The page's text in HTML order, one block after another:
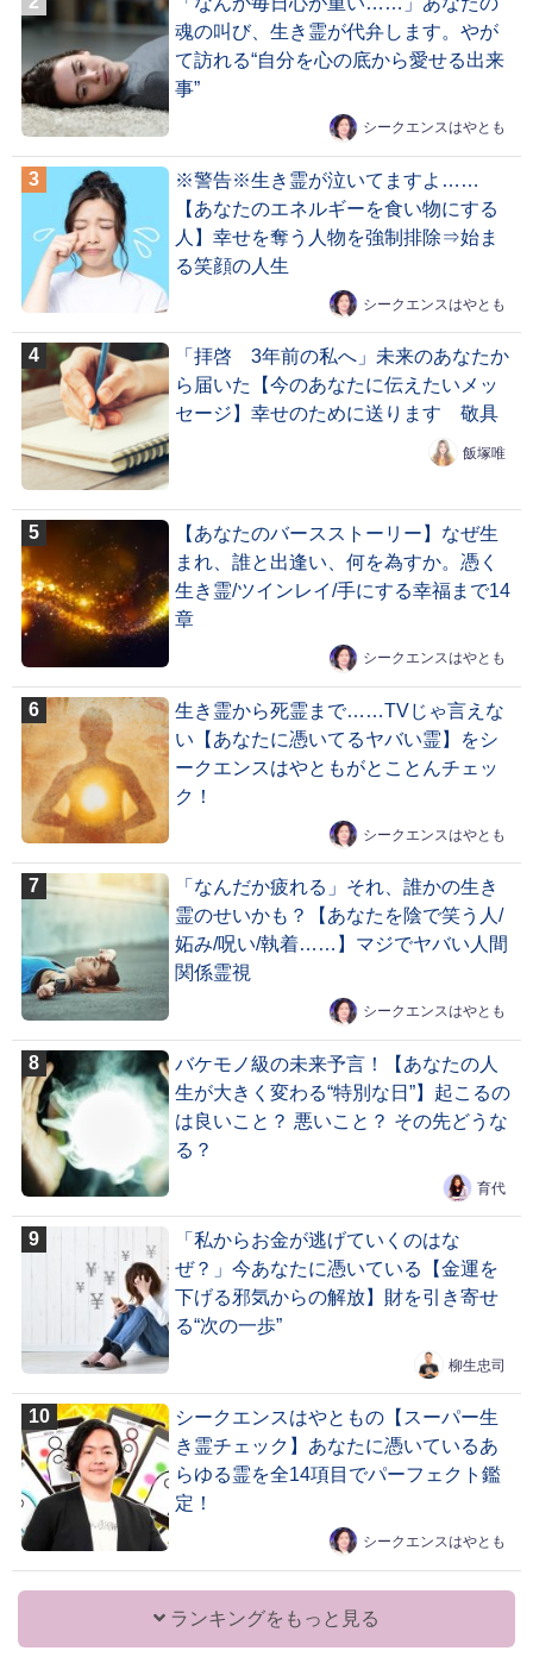
魂の叫び、生き霊が代弁します。やが
て訪れる“自分を心の底から愛せる出来
事”
シークエンスはやとも
※警告※生き霊が泣いてますよ……
【あなたのエネルギーを食い物にする
人】幸せを奪う人物を強制排除⇒始ま
る笑顔の人生
シークエンスはやとも
「拝啓 3年前の私へ」未来のあなたか
ら届いた【今のあなたに伝えたいメッ
セージ】幸せのために送ります 敬具
飯塚唯
【あなたのバースストーリー】なぜ生
まれ、誰と出逢い、何を為すか。憑く
生き霊/ツインレイ/手にする幸福まで14
章
シークエンスはやとも
生き霊から死霊まで……TVじゃ言えな
い【あなたに憑いてるヤバい霊】をシ
ークエンスはやともがとことんチェッ
ク！
シークエンスはやとも
「なんだか疲れる」それ、誰かの生き
霊のせいかも？【あなたを陰で笑う人/
妬み/呪い/執着……】マジでヤバい人間
関係霊視
シークエンスはやとも
バケモノ級の未来予言！【あなたの人
生が大きく変わる“特別な日”】起こるの
は良いこと？ 悪いこと？ その先どうな
る？
育代
「私からお金が逃げていくのはな
ぜ？」今あなたに憑いている【金運を
下げる邪気からの解放】財を引き寄せ
る“次の一歩”
柳生忠司
シークエンスはやともの【スーパー生
き霊チェック】あなたに憑いているあ
らゆる霊を全14項目でパーフェクト鑑
定！
シークエンスはやとも
ランキングをもっと見る